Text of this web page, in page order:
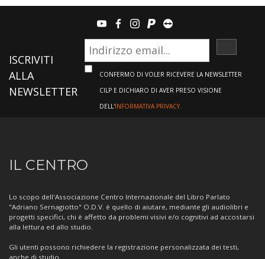
youtubefacebook
instagram
paypalteamviewer
ISCRIVITI
ALLA
NEWSLETTER
CONFERMO DI VOLER RICEVERE LA NEWSLETTER
CILP E DICHIARO DI AVER PRESO VISIONE
DELL'INFORMATIVA PRIVACY.
Informazioni
sul
Centro
IL CENTRO
Lo scopo dell'Associazione Centro Internazionale del Libro Parlato
"Adriano Sernagiotto" O.D.V. è quello di aiutare, mediante gli audiolibri e
progetti specifici, chi è affetto da problemi visivi e/o cognitivi ad accostarsi
alla lettura ed allo studio.
Gli utenti possono richiedere la registrazione personalizzata dei testi,
anche di studio.